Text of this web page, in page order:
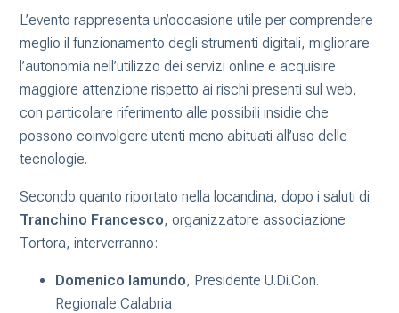
L’evento rappresenta un’occasione utile per comprendere
meglio il funzionamento degli strumenti digitali, migliorare
l’autonomia nell’utilizzo dei servizi online e acquisire
maggiore attenzione rispetto ai rischi presenti sul web,
con particolare riferimento alle possibili insidie che
possono coinvolgere utenti meno abituati all’uso delle
tecnologie.
Secondo quanto riportato nella locandina, dopo i saluti di
Tranchino Francesco, organizzatore associazione
Tortora, interverranno:
Domenico Iamundo, Presidente U.Di.Con.
Regionale Calabria